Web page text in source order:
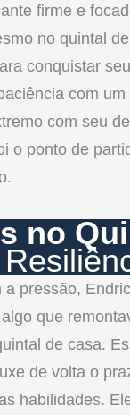
firme e
no quintal
conquistar
com um
com seu
o ponto de
no
pressão,
que
de casa.
de volta o
habilidades.